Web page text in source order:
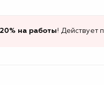
на работы! Действует